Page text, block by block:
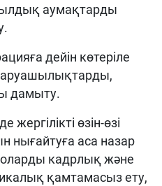
аумақтарды
дейін көтеріле
дамыту.
өзін-өзі
нығайтуға аса назар
кадрлық және
қамтамасыз ету,